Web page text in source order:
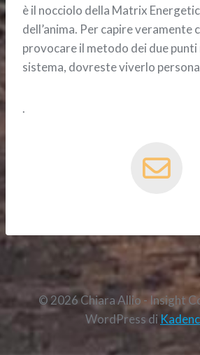
è il nocciolo della Matrix
dell’anima. Per capire veramente
provocare il metodo dei due punti
sistema, dovreste viverlo
.
© 2026 Chiara Allio - Insight
WordPress di